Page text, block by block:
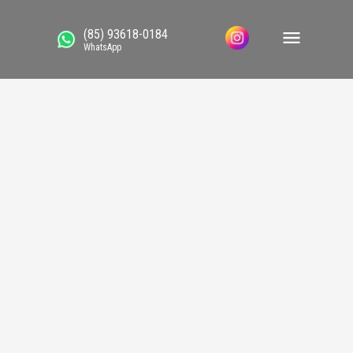
(85) 93618-0184
WhatsApp